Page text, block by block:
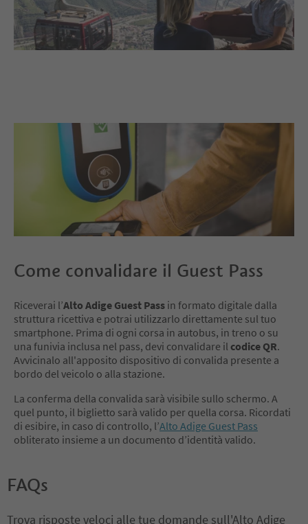
Come convalidare il Guest Pass
Riceverai l’Alto Adige Guest Pass in formato digitale dalla
struttura ricettiva e potrai utilizzarlo direttamente sul tuo
smartphone. Prima di ogni corsa in autobus, in treno o su
una funivia inclusa nel pass, devi convalidare il codice QR.
Avvicinalo all'apposito dispositivo di convalida presente a
bordo del veicolo o alla stazione.
La conferma della convalida sarà visibile sullo schermo. A
quel punto, il biglietto sarà valido per quella corsa. Ricordati
di esibire, in caso di controllo, l’Alto Adige Guest Pass
obliterato insieme a un documento d’identità valido.
FAQs
Trova risposte veloci alle tue domande sull'Alto Adige